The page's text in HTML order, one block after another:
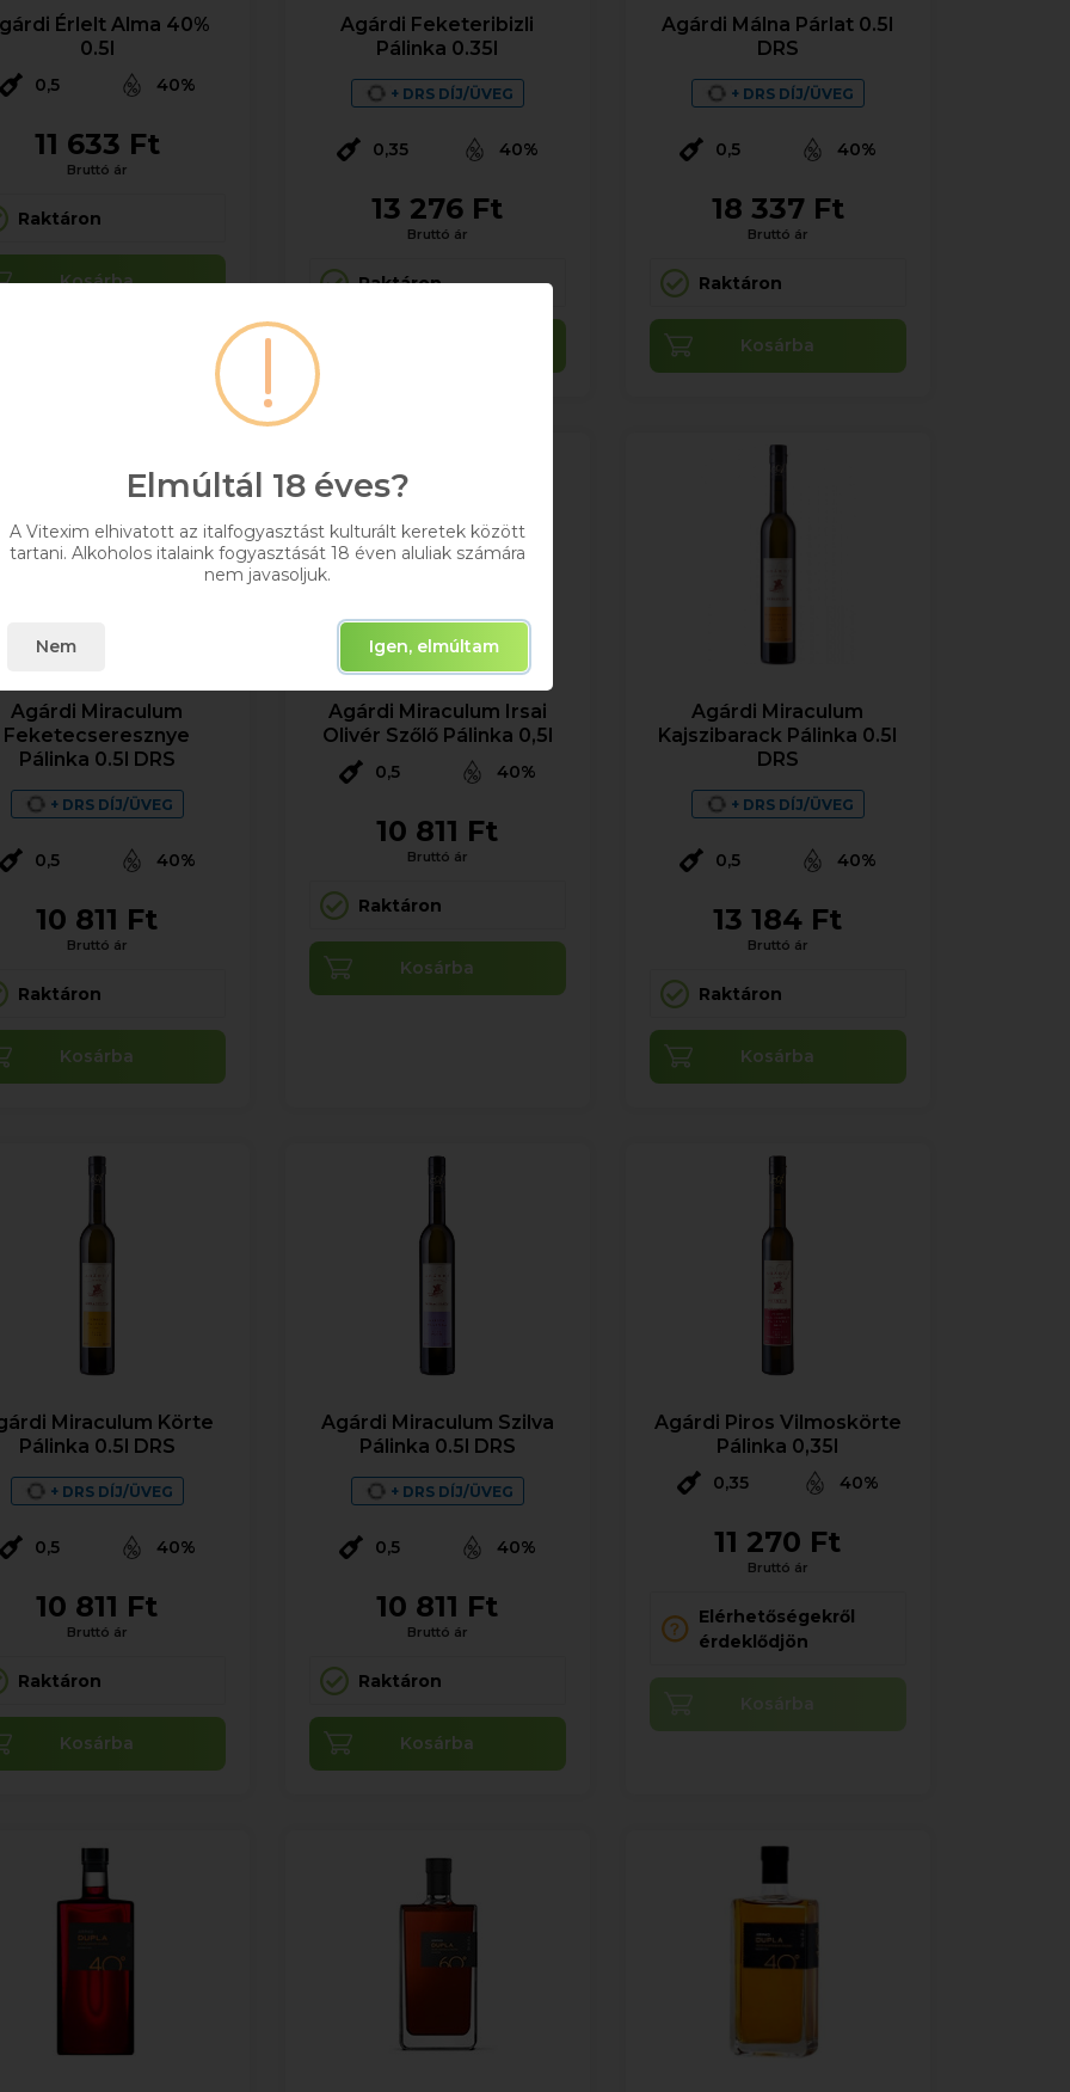
Érlelt Alma 40%
0.5l
0,5 40%
11 633 Ft
Bruttó ár
Raktáron
Kosárba
Agárdi Feketeribizli
Pálinka 0.35l
+ DRS DÍJ/ÜVEG
0,35 40%
13 276 Ft
Bruttó ár
Raktáron
Agárdi Málna Párlat 0.5l
DRS
+ DRS DÍJ/ÜVEG
0,5 40%
18 337 Ft
Bruttó ár
Raktáron
Kosárba
Agárdi Miraculum
Feketecseresznye
Pálinka 0.5l DRS
+ DRS DÍJ/ÜVEG
0,5 40%
10 811 Ft
Bruttó ár
Raktáron
Kosárba
Agárdi Miraculum Irsai
Olivér Szőlő Pálinka 0,5l
0,5 40%
10 811 Ft
Bruttó ár
Raktáron
Kosárba
Agárdi Miraculum
Kajszibarack Pálinka 0.5l
DRS
+ DRS DÍJ/ÜVEG
0,5 40%
13 184 Ft
Bruttó ár
Raktáron
Kosárba
Miraculum Körte
Pálinka 0.5l DRS
+ DRS DÍJ/ÜVEG
0,5 40%
10 811 Ft
Bruttó ár
Raktáron
Kosárba
Agárdi Miraculum Szilva
Pálinka 0.5l DRS
+ DRS DÍJ/ÜVEG
0,5 40%
10 811 Ft
Bruttó ár
Raktáron
Kosárba
Agárdi Piros Vilmoskörte
Pálinka 0,35l
0,35 40%
11 270 Ft
Bruttó ár
Elérhetőségekről
érdeklődjön
Kosárba
Elmúltál 18 éves?
A Vitexim elhivatott az italfogyasztást kulturált keretek között
tartani. Alkoholos italaink fogyasztását 18 éven aluliak számára
nem javasoljuk.
Nem Igen, elmúltam